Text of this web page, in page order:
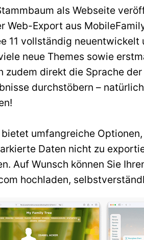
als Webseite
Web-Export aus
11 vollständig
neue Themes sowie
zudem direkt die Sprache
durchstöbern –
umfangreiche
Daten nicht zu
Auf Wunsch können Sie
hochladen,